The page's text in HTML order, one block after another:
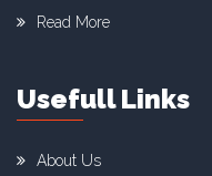
Read More
Usefull Links
About Us